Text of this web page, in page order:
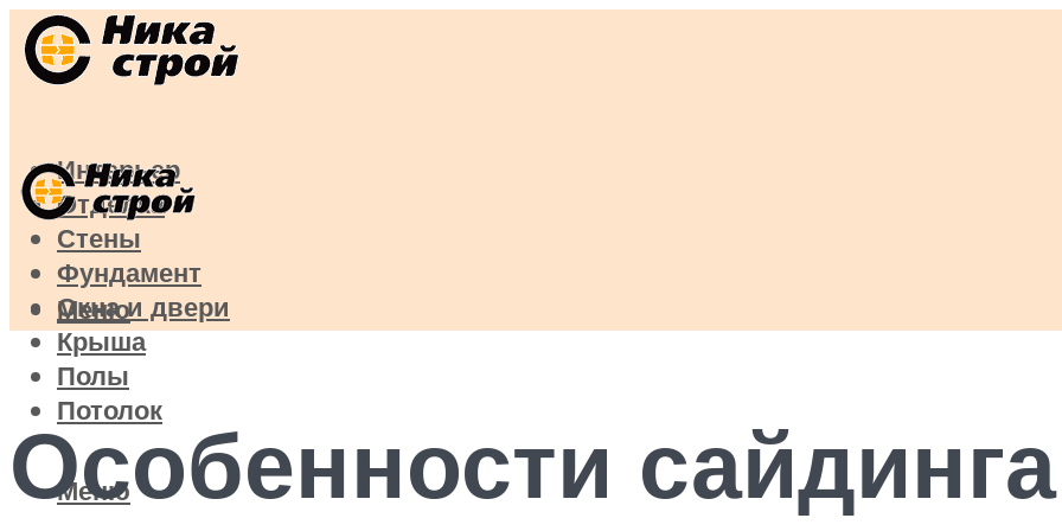
Интерьер
Отделка
Стены
Фундамент
Окна и двери
Крыша
Полы
Потолок
Меню
Меню
Особенности